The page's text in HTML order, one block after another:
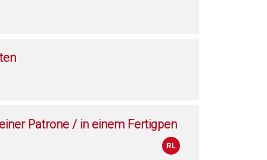
Patrone / in einem Fertigpen